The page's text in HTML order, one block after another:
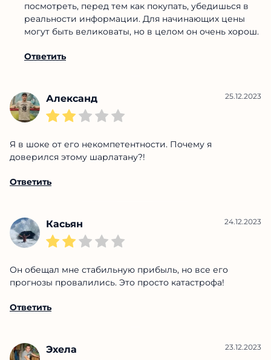
посмотреть, перед тем как покупать, убедишься в
реальности информации. Для начинающих цены
могут быть великоваты, но в целом он очень хорош.
Ответить
Александ 25.12.2023
Я в шоке от его некомпетентности. Почему я
доверился этому шарлатану?!
Ответить
Касьян 24.12.2023
Он обещал мне стабильную прибыль, но все его
прогнозы провалились. Это просто катастрофа!
Ответить
Эхела 23.12.2023